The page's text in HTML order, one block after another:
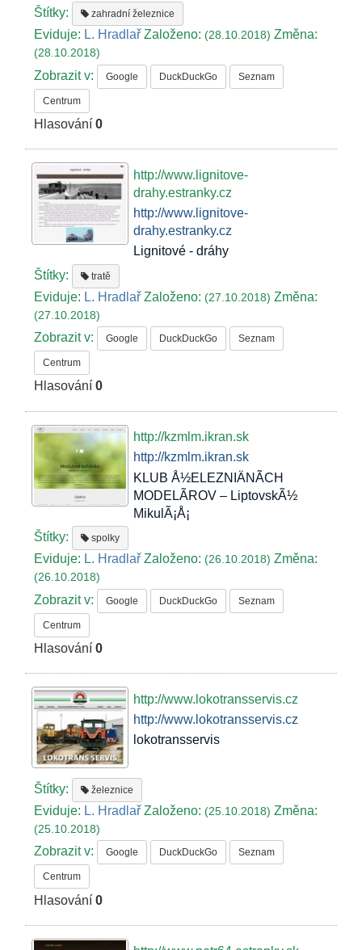
Štítky: zahradní železnice
Eviduje: L. Hradlař Založeno:(28.10.2018)Změna:
(28.10.2018)
Zobrazit v: Google DuckDuckGo Seznam
Centrum
Hlasování0
http://www.lignitove-
drahy.estranky.cz
http://www.lignitove-
drahy.estranky.cz
Lignitové - dráhy
Štítky:
tratě
Eviduje: L. Hradlař Založeno:(27.10.2018)Změna:
(27.10.2018)
Zobrazit v: Google DuckDuckGo Seznam
Centrum
Hlasování0
http://kzmlm.ikran.sk
http://kzmlm.ikran.sk
KLUB Å½ELEZNIÄNÃCH
MODELÃROV – LiptovskÃ½
MikulÃ¡Å¡
Štítky:
spolky
Eviduje: L. Hradlař Založeno:(26.10.2018)Změna:
(26.10.2018)
Zobrazit v: Google DuckDuckGo Seznam
Centrum
Hlasování0
http://www.lokotransservis.cz
http://www.lokotransservis.cz
lokotransservis
Štítky: železnice
Eviduje: L. Hradlař Založeno:(25.10.2018)Změna:
(25.10.2018)
Zobrazit v: Google DuckDuckGo Seznam
Centrum
Hlasování0